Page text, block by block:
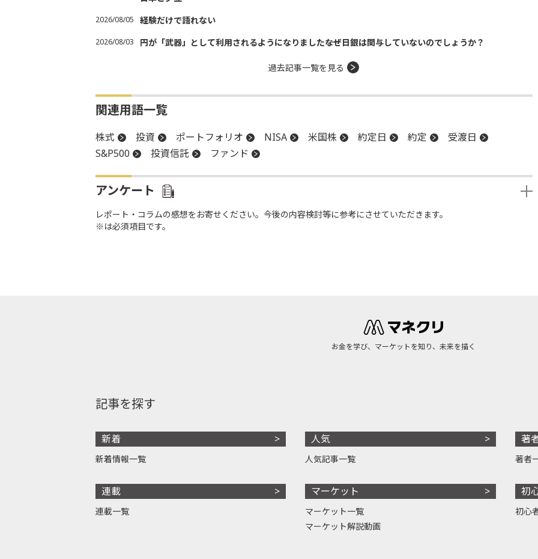
2026/08/05 経験だけで語れない
2026/08/03 円が「武器」として利用されるようになりました――なぜ日銀は関与していないのでしょうか？
過去記事一覧を見る
関連用語一覧
株式 投資 ポートフォリオ NISA 米国株 約定日 約定
受渡日
S&P500
投資信託 ファンド
アンケート
レポート・コラムの感想をお寄せください。今後の内容検討等に参考にさせていただきます。
※は必須項目です。
お金を学び、マーケットを知り、未来を描く
記事を探す
新着
新着情報一覧
連載
連載一覧
人気
人気記事一覧
マーケット
マーケット一覧
マーケット解説動画
著
著者
初
初心